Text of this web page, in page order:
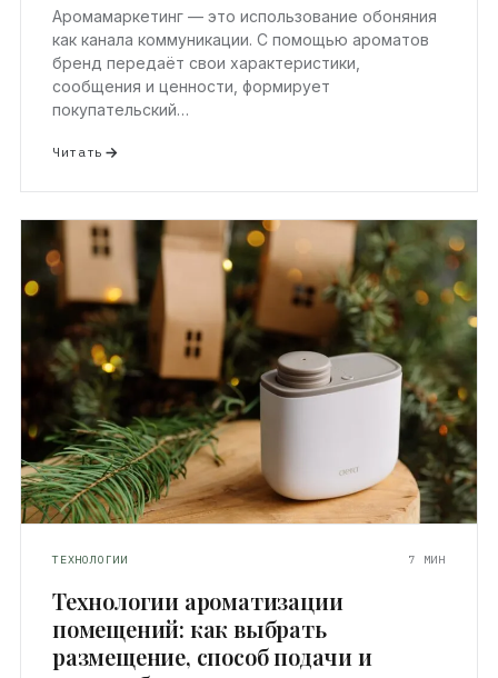
Аромамаркетинг — это использование обоняния
как канала коммуникации. С помощью ароматов
бренд передаёт свои характеристики,
сообщения и ценности, формирует
покупательский…
Читать
ТЕХНОЛОГИИ 7 МИН
Технологии ароматизации
помещений: как выбрать
размещение, способ подачи и